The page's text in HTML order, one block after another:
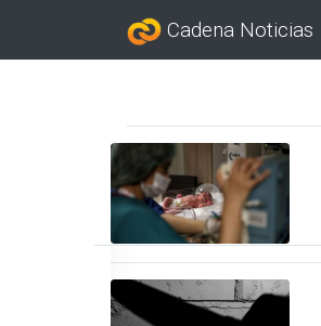
Cadena Noticias